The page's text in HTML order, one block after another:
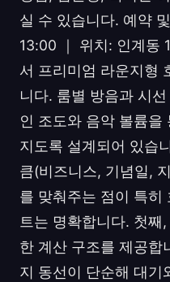
실 수 있습니다. 예약
13:00 ｜ 위치: 인계동
서 프리미엄 라운지형
니다. 룸별 방음과 시
인 조도와 음악 볼륨을
지도록 설계되어 있습
큼(비즈니스, 기념일,
를 맞춰주는 점이 특히
트는 명확합니다. 첫째
한 계산 구조를 제공합
지 동선이 단순해 대기